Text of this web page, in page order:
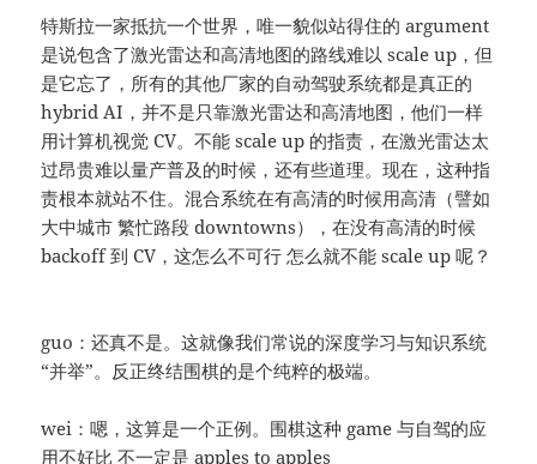
特斯拉一家抵抗一个世界，唯一貌似站得住的 argument
是说包含了激光雷达和高清地图的路线难以 scale up，但
是它忘了，所有的其他厂家的自动驾驶系统都是真正的
hybrid AI，并不是只靠激光雷达和高清地图，他们一样
用计算机视觉 CV。不能 scale up 的指责，在激光雷达太
过昂贵难以量产普及的时候，还有些道理。现在，这种指
责根本就站不住。混合系统在有高清的时候用高清（譬如
大中城市 繁忙路段 downtowns），在没有高清的时候
backoff 到 CV，这怎么不可行 怎么就不能 scale up 呢？
guo：还真不是。这就像我们常说的深度学习与知识系统
“并举”。反正终结围棋的是个纯粹的极端。
wei：嗯，这算是一个正例。围棋这种 game 与自驾的应
用不好比 不一定是 apples to apples